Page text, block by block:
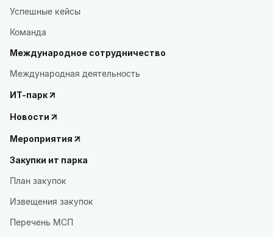
Успешные кейсы
Команда
Международное сотрудничество
Международная деятельность
ИТ-парк
Новости
Мероприятия
Закупки ит парка
План закупок
Извещения закупок
Перечень МСП